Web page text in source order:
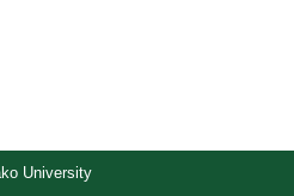
University